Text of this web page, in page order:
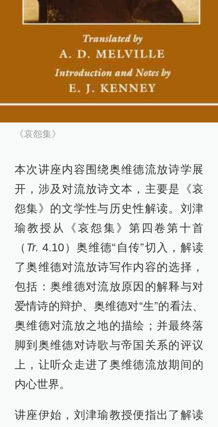
《哀怨集》
本次讲座内容围绕奥维德流放诗学展
开，涉及对流放诗文本，主要是《哀
怨集》的文学性与历史性解读。刘津
瑜教授从《哀怨集》第四卷第十首
（ Tr. 4.10）奥维德“自传”切入，解读
了奥维德对流放诗写作内容的选择，
包括：奥维德对流放原因的解释与对
爱情诗的辩护、奥维德对“生”的看法、
奥维德对流放之地的描绘；并最终落
脚到奥维德对诗歌与帝国关系的评议
上，让听众走进了奥维德流放期间的
内心世界。
讲座伊始，刘津瑜教授便指出了解读